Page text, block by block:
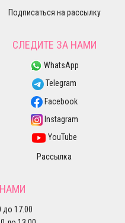
Подписаться на рассылку
СЛЕДИТЕ ЗА НАМИ
WhatsApp
Telegram
Facebook
Instagram
YouTube
Рассылка
до 17.00